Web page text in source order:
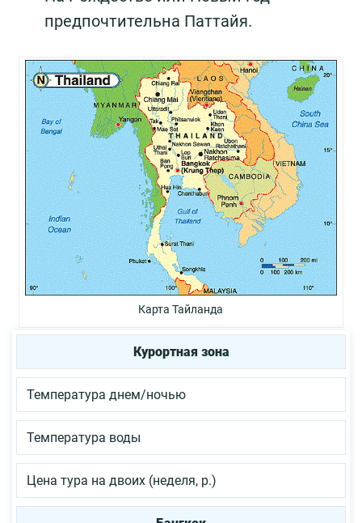
предпочтительна Паттайя.
Карта Тайланда
Курортная зона
Температура днем/ночью
Температура воды
Цена тура на двоих (неделя, р.)